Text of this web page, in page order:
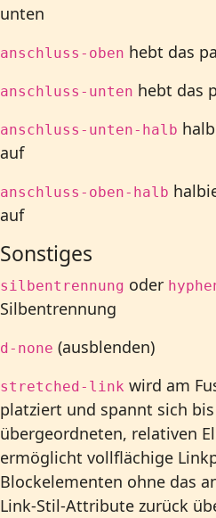
unten
anschluss-oben hebt das
anschluss-unten hebt das
anschluss-unten-halb
auf
anschluss-oben-halb
auf
Sonstiges
silbentrennung oder
Silbentrennung
d-none (ausblenden)
stretched-link wird am
platziert und spannt sich
übergeordneten, relativen
ermöglicht vollflächige
Blockelementen ohne das
Link-Stil-Attribute zurück